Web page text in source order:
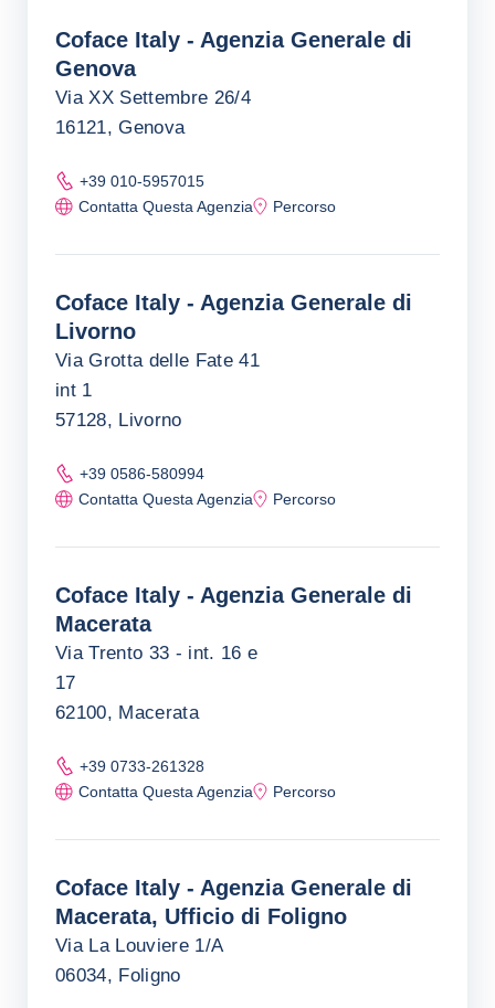
Coface Italy - Agenzia Generale di
Genova
Via XX Settembre 26/4
16121, Genova
+39 010-5957015
Contatta Questa Agenzia
Percorso
Coface Italy - Agenzia Generale di
Livorno
Via Grotta delle Fate 41
int 1
57128, Livorno
+39 0586-580994
Contatta Questa Agenzia
Percorso
Coface Italy - Agenzia Generale di
Macerata
Via Trento 33 - int. 16 e
17
62100, Macerata
+39 0733-261328
Contatta Questa Agenzia
Percorso
Coface Italy - Agenzia Generale di
Macerata, Ufficio di Foligno
Via La Louviere 1/A
06034, Foligno